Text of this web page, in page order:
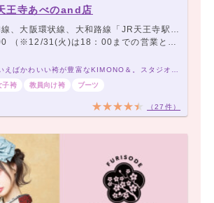
王寺あべのand店
ーション1F中央口」より徒歩5分。 大阪メトロ御堂筋線「天王寺駅」下車「西改札」より徒歩5分。 大阪メトロ谷町線「阿部野駅」下車「北改札、1番出口」より徒歩3分。 阪堺電車「阿部野駅」下車徒歩3分。
：00までの営業となります。この日の予約受付可能時間は16：30までとなります。）
子袴 教員向け袴 ブーツ
（27件）